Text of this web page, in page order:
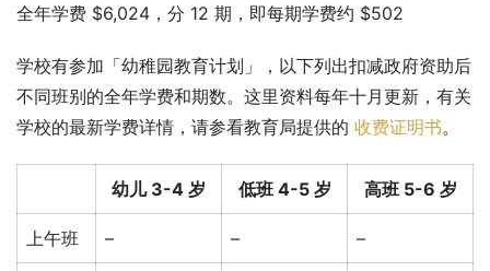
全年学费 $6,024，分 12 期，即每期学费约 $502
学校有参加「幼稚园教育计划」，以下列出扣减政府资助后
不同班别的全年学费和期数。这里资料每年十月更新，有关
学校的最新学费详情，请参看教育局提供的 收费证明书。
幼儿 3-4 岁 低班 4-5 岁 高班 5-6 岁
上午班 – – –